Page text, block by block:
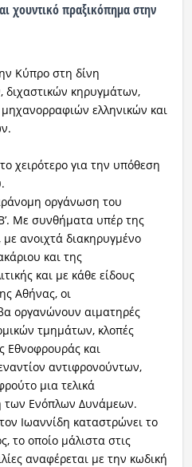
χουντικό πραξικόπημα στην
Κύπρο στη δίνη
κηρυγμάτων,
ελληνικών και
χειρότερο για την υπόθεση
οργάνωση του
Με συνθήματα υπέρ της
ανοιχτά διακηρυγμένο
και της
και με κάθε είδους
Αθήνας, οι
οργανώνουν αιματηρές
τμημάτων, κλοπές
Εθνοφρουράς και
αντιφρονούντων,
μια τελικά
των Ενόπλων Δυνάμεων.
Ιωαννίδη καταστρώνει το
το οποίο μάλιστα στις
αναφέρεται με την κωδική